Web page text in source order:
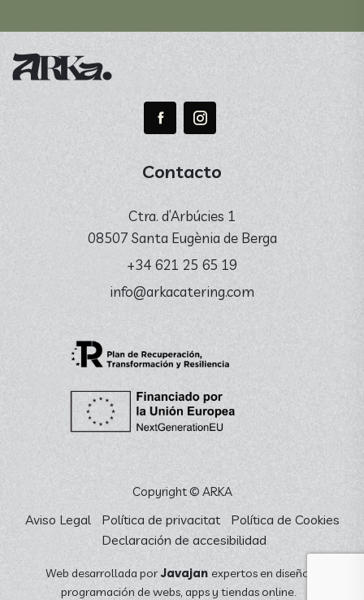
Contacto
Ctra. d’Arbúcies 1
08507 Santa Eugènia de Berga
+34 621 25 65 19
info@arkacatering.com
Copyright © ARKA
Aviso Legal Política de privacitat
Política de Cookies
Declaración de accesibilidad
Web desarrollada porJavajan expertos en diseño y
programación de webs, apps y tiendas online.